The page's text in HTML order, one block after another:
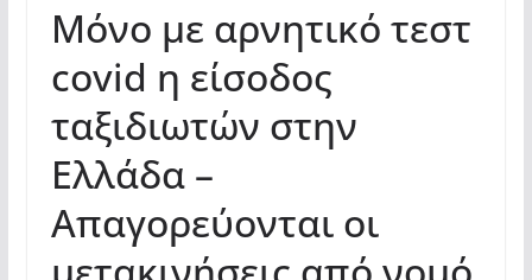
Μόνο με αρνητικό τεστ
covid η είσοδος
ταξιδιωτών στην
Ελλάδα –
Απαγορεύονται οι